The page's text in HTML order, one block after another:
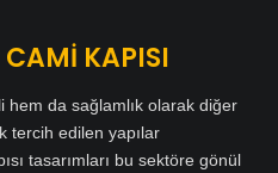
CAMİ KAPISI
hem da sağlamlık olarak diğer
tercih edilen yapılar
tasarımları bu sektöre gönül